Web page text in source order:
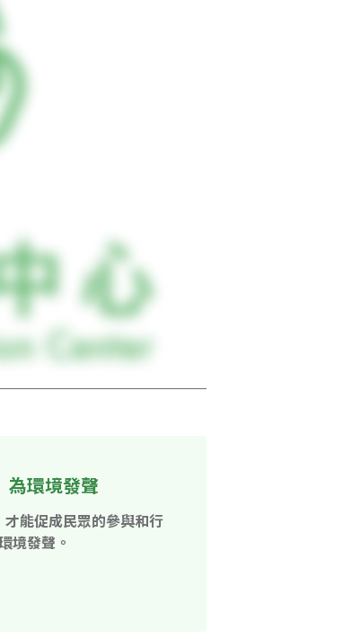
環境發聲
才能促成民眾的參與和行
境發聲。